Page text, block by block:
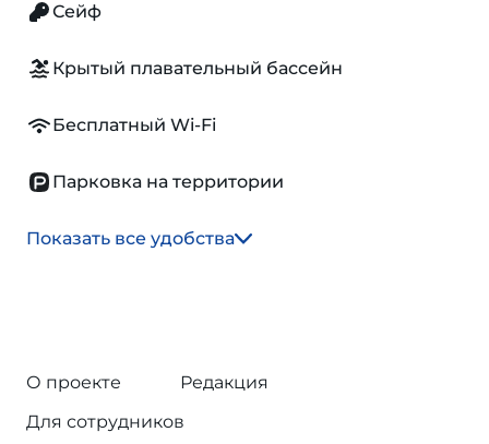
Сейф
Крытый плавательный бассейн
Бесплатный Wi-Fi
Парковка на территории
Показать все удобства
О проекте
Редакция
Для сотрудников